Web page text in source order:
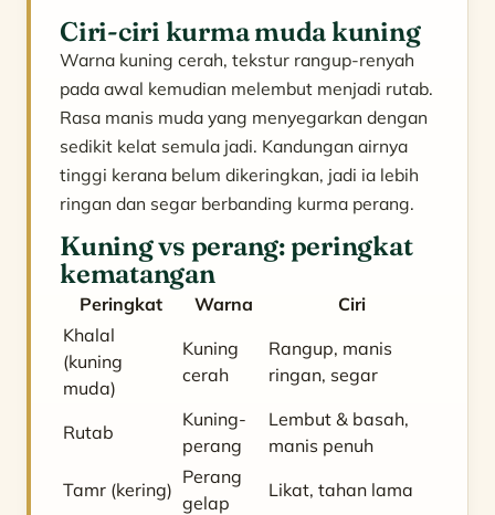
Ciri-ciri kurma muda kuning
Warna kuning cerah, tekstur rangup-renyah
pada awal kemudian melembut menjadi rutab.
Rasa manis muda yang menyegarkan dengan
sedikit kelat semula jadi. Kandungan airnya
tinggi kerana belum dikeringkan, jadi ia lebih
ringan dan segar berbanding kurma perang.
Kuning vs perang: peringkat
kematangan
Peringkat Warna
Ciri
Khalal
(kuning
muda)
Kuning
cerah
Rangup, manis
ringan, segar
Rutab
Kuning-
perang
Lembut & basah,
manis penuh
Tamr (kering)
Perang
gelap
Likat, tahan lama